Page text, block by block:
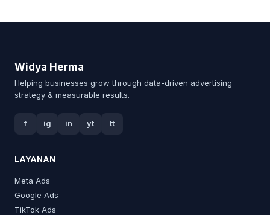
Widya Herma
Helping businesses grow through data-driven advertising
strategy & measurable results.
f ig in yt tt
LAYANAN
Meta Ads
Google Ads
TikTok Ads